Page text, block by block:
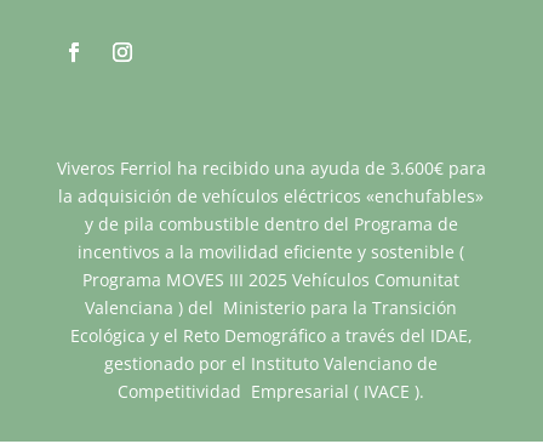
Viveros Ferriol ha recibido una ayuda de 3.600€ para
la adquisición de vehículos eléctricos «enchufables»
y de pila combustible dentro del Programa de
incentivos a la movilidad eficiente y sostenible (
Programa MOVES III 2025 Vehículos Comunitat
Valenciana ) del Ministerio para la Transición
Ecológica y el Reto Demográfico a través del IDAE,
gestionado por el Instituto Valenciano de
Competitividad Empresarial ( IVACE ).